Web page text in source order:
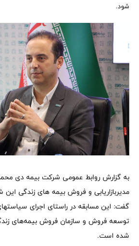
شود.
به گزارش روابط عمومی شرکت بیمه دی
مدیربازاریابی و فروش بیمه های زندگی
گفت: این مسابقه در راستای اجرای
توسعه فروش و سازمان فروش بیمه‌های
شده است.